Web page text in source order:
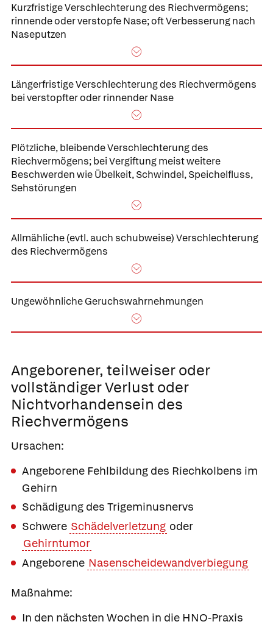
Kurzfristige Verschlechterung des Riechvermögens;
rinnende oder verstopfe Nase; oft Verbesserung nach
Naseputzen
Längerfristige Verschlechterung des Riechvermögens
bei verstopfter oder rinnender Nase
Plötzliche, bleibende Verschlechterung des
Riechvermögens;bei Vergiftung meist weitere
Beschwerden wie Übelkeit, Schwindel, Speichelfluss,
Sehstörungen
Allmähliche(evtl. auch schubweise)Verschlechterung
des Riechvermögens
Ungewöhnliche Geruchswahrnehmungen
Angeborener, teilweiser oder
vollständigerVerlust oder
Nichtvorhandensein des
Riechvermögens
Ursachen:
Angeborene Fehlbildung des Riechkolbens im
Gehirn
Schädigung des Trigeminusnervs
Schwere Schädelverletzung oder
Gehirntumor
Angeborene Nasenscheidewandverbiegung
Maßnahme:
In den nächsten Wochen in die HNO-Praxis